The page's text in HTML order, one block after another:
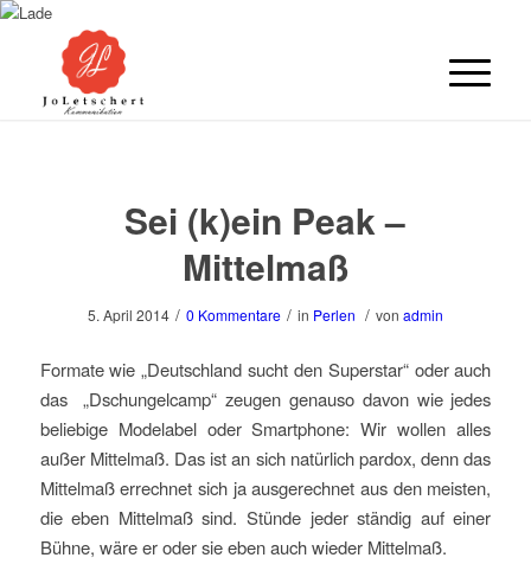
Sei (k)ein Peak –
Mittelmaß
5. April 2014 / 0 Kommentare / in Perlen / von admin
Formate wie „Deutschland sucht den Superstar“ oder auch
das „Dschungelcamp“ zeugen genauso davon wie jedes
beliebige Modelabel oder Smartphone: Wir wollen alles
außer Mittelmaß. Das ist an sich natürlich pardox, denn das
Mittelmaß errechnet sich ja ausgerechnet aus den meisten,
die eben Mittelmaß sind. Stünde jeder ständig auf einer
Bühne, wäre er oder sie eben auch wieder Mittelmaß.